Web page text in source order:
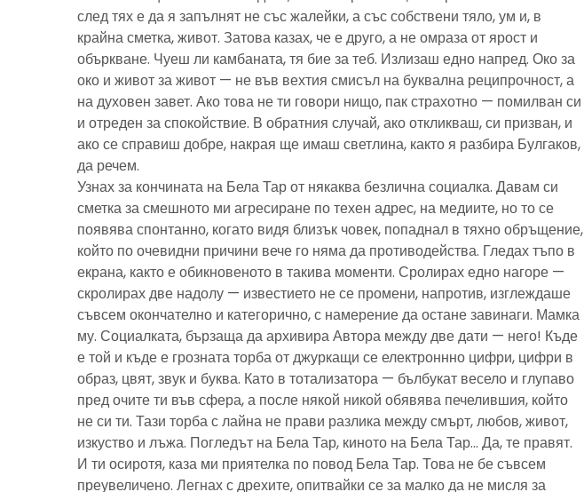
след тях е да я запълнят не със жалейки, а със собствени тяло, ум и, в
крайна сметка, живот. Затова казах, че е друго, а не омраза от ярост и
объркване. Чуеш ли камбаната, тя бие за теб. Излизаш едно напред. Око за
око и живот за живот — не във вехтия смисъл на буквална реципрочност, а
на духовен завет. Ако това не ти говори нищо, пак страхотно — помилван си
и отреден за спокойствие. В обратния случай, ако откликваш, си призван, и
ако се справиш добре, накрая ще имаш светлина, както я разбира Булгаков,
да речем.
Узнах за кончината на Бела Тар от някаква безлична социалка. Давам си
сметка за смешното ми агресиране по техен адрес, на медиите, но то се
появява спонтанно, когато видя близък човек, попаднал в тяхно обръщение,
който по очевидни причини вече го няма да противодейства. Гледах тъпо в
екрана, както е обикновеното в такива моменти. Сролирах едно нагоре —
скролирах две надолу — известието не се промени, напротив, изглеждаше
съвсем окончателно и категорично, с намерение да остане завинаги. Мамка
му. Социалката, бързаща да архивира Автора между две дати — него! Къде
е той и къде е грозната торба от джуркащи се електроннно цифри, цифри в
образ, цвят, звук и буква. Като в тотализатора — бълбукат весело и глупаво
пред очите ти във сфера, а после някой никой обявява печелившия, който
не си ти. Тази торба с лайна не прави разлика между смърт, любов, живот,
изкуство и лъжа. Погледът на Бела Тар, киното на Бела Тар… Да, те правят.
И ти осиротя, каза ми приятелка по повод Бела Тар. Това не бе съвсем
преувеличено. Легнах с дрехите, опитвайки се за малко да не мисля за